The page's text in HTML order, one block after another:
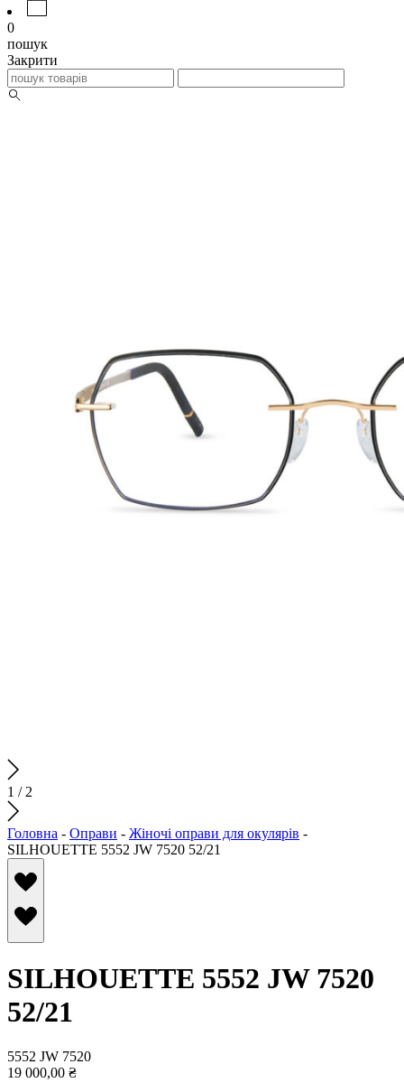
0
пошук
Закрити
1 / 2
Головна - Оправи - Жіночі оправи для окулярів -
SILHOUETTE 5552 JW 7520 52/21
SILHOUETTE 5552 JW 7520
52/21
5552 JW 7520
19 000,00 ₴